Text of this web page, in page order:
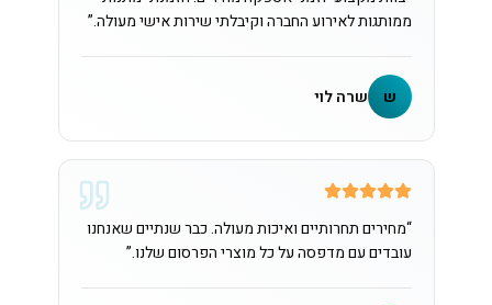
ממותגות לאירוע החברה וקיבלתי שירות אישי מעולה.”
ש שרה לוי
“מחירים תחרותיים ואיכות מעולה. כבר שנתיים שאנחנו
עובדים עם מדפסה על כל מוצרי הפרסום שלנו.”